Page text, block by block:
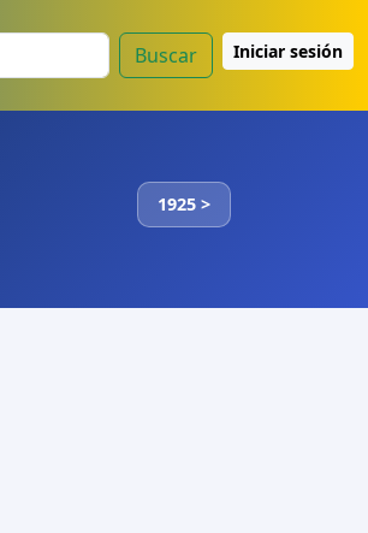
Buscar Iniciar sesión
1925 >